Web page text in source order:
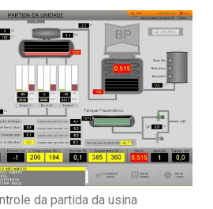
da partida da usina